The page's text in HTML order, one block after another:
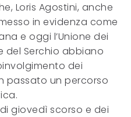
Loris Agostini, anche
in evidenza come
e oggi l’Unione dei
del Serchio abbiano
dei
passato un percorso
giovedì scorso e dei